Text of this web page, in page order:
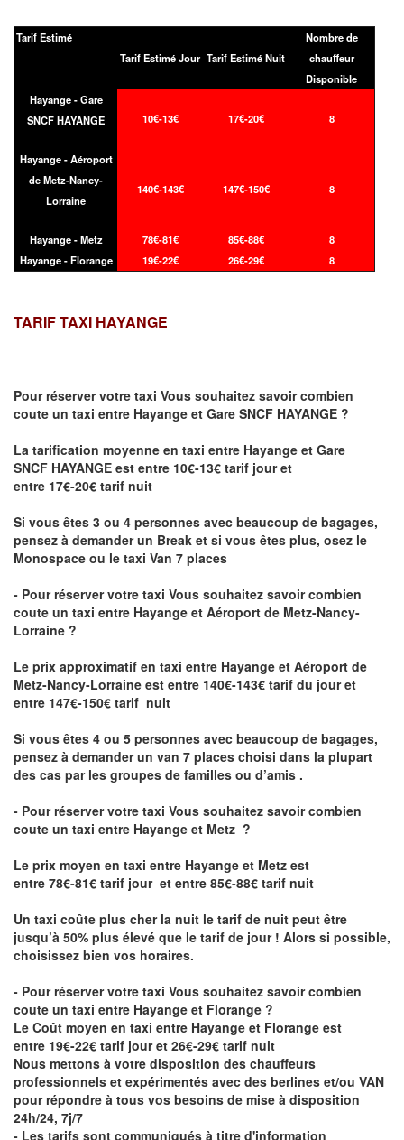
Tarif Estimé
Tarif Estimé Jour Tarif Estimé Nuit
Nombre de
chauffeur
Disponible
Hayange - Gare
SNCF HAYANGE
10€-13€ 17€-20€ 8
Hayange - Aéroport
de Metz-Nancy-
Lorraine
140€-143€ 147€-150€ 8
Hayange - Metz 78€-81€ 85€-88€
8
Hayange - Florange
19€-22€ 26€-29€ 8
TARIF TAXI HAYANGE
Pour réserver votre taxi Vous souhaitez savoircombien
coute un taxi entre Hayange et Gare SNCF HAYANGE ?
La tarification moyenne en taxi entre Hayange et Gare
SNCF HAYANGE est entre 10€-13€ tarif jour et
entre 17€-20€ tarif nuit
Si vous êtes 3 ou 4 personnes avec beaucoup de bagages,
pensez à demander un Break et si vous êtes plus, osez le
Monospace ou le taxi Van 7 places
- Pour réserver votre taxi Vous souhaitez savoircombien
coute un taxi entre Hayange et Aéroport de Metz-Nancy-
Lorraine ?
Le prix approximatif en taxi entre Hayange et Aéroport de
Metz-Nancy-Lorraine est entre 140€-143€ tarif du jour et
entre 147€-150€ tarif nuit
Si vous êtes 4 ou 5 personnes avec beaucoup de bagages,
pensez à demander un van 7 places choisi dans la plupart
des cas par les groupes de familles ou d’amis .
- Pour réserver votre taxi Vous souhaitez savoircombien
coute un taxi entre Hayange et Metz ?
Le prix moyen en taxi entre Hayange et Metz est
entre 78€-81€ tarif jour et entre 85€-88€ tarif nuit
Un taxi coûte plus cher la nuit le tarif de nuit peut être
jusqu’à 50% plus élevé que le tarif de jour ! Alors si possible,
choisissez bien vos horaires.
- Pour réserver votre taxi Vous souhaitez savoircombien
coute un taxi entre Hayange et Florange ?
Le Coût moyen en taxi entre Hayange et Florange est
entre 19€-22€ tarif jour et 26€-29€ tarif nuit
Nous mettons à votre disposition des chauffeurs
professionnels et expérimentés avec des berlines et/ou VAN
pour répondre à tous vos besoins de mise à disposition
24h/24, 7j/7
- Les tarifs sont communiqués à titre d'information